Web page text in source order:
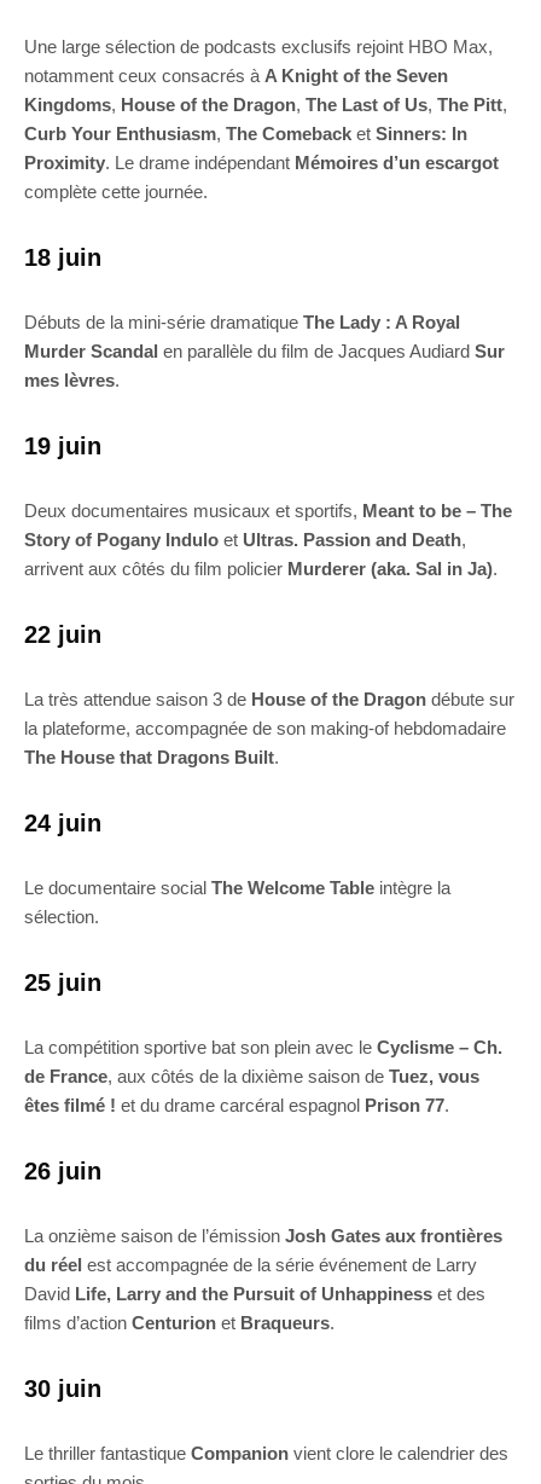
Une large sélection de podcasts exclusifs rejoint HBO Max,
notamment ceux consacrés à A Knight of the Seven
Kingdoms, House of the Dragon, The Last of Us, The Pitt,
Curb Your Enthusiasm, The Comeback et Sinners: In
Proximity. Le drame indépendant Mémoires d’un escargot
complète cette journée.
18 juin
Débuts de la mini-série dramatique The Lady : A Royal
Murder Scandal en parallèle du film de Jacques Audiard Sur
mes lèvres.
19 juin
Deux documentaires musicaux et sportifs, Meant to be – The
Story of Pogany Indulo et Ultras. Passion and Death,
arrivent aux côtés du film policier Murderer (aka. Sal in Ja).
22 juin
La très attendue saison 3 de House of the Dragon débute sur
la plateforme, accompagnée de son making-of hebdomadaire
The House that Dragons Built.
24 juin
Le documentaire social The Welcome Table intègre la
sélection.
25 juin
La compétition sportive bat son plein avec le Cyclisme – Ch.
de France, aux côtés de la dixième saison de Tuez, vous
êtes filmé ! et du drame carcéral espagnol Prison 77.
26 juin
La onzième saison de l’émission Josh Gates aux frontières
du réel est accompagnée de la série événement de Larry
David Life, Larry and the Pursuit of Unhappiness et des
films d’action Centurion et Braqueurs.
30 juin
Le thriller fantastique Companion vient clore le calendrier des